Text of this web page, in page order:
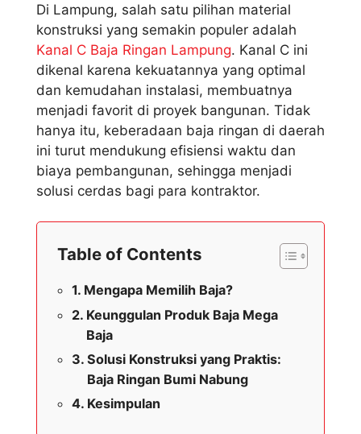
Di Lampung, salah satu pilihan material
konstruksi yang semakin populer adalah
Kanal C Baja Ringan Lampung. Kanal C ini
dikenal karena kekuatannya yang optimal
dan kemudahan instalasi, membuatnya
menjadi favorit di proyek bangunan. Tidak
hanya itu, keberadaan baja ringan di daerah
ini turut mendukung efisiensi waktu dan
biaya pembangunan, sehingga menjadi
solusi cerdas bagi para kontraktor.
Table of Contents
Mengapa Memilih Baja?
Keunggulan Produk Baja Mega
Baja
Solusi Konstruksi yang Praktis:
Baja Ringan Bumi Nabung
Kesimpulan